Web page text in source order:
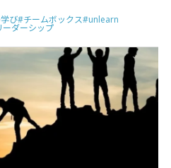
び#チームボックス#unlearn
ーダーシップ